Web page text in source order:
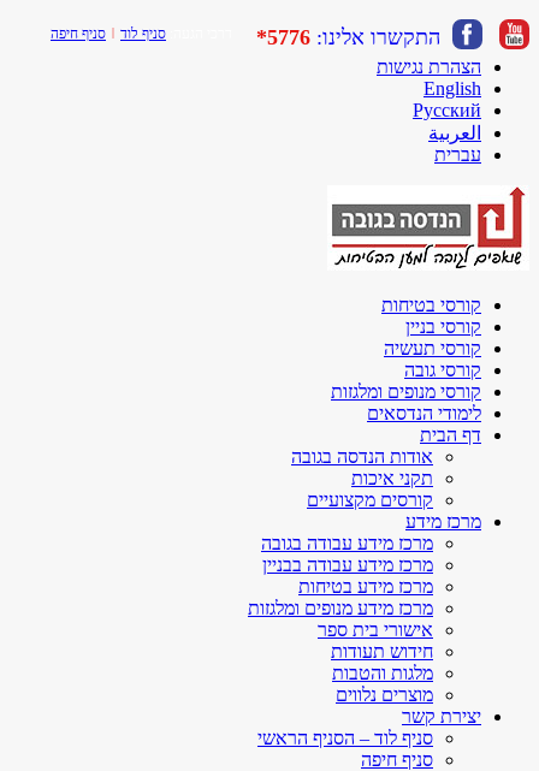
התקשרו אלינו: 5776* סניף לוד | סניף חיפה
הצהרת נגישות
English
Русский
العربية
עברית
קורסי בטיחות
קורסי בניין
קורסי תעשיה
קורסי גובה
קורסי מנופים ומלגזות
לימודי הנדסאים
דף הבית
אודות הנדסה בגובה
תקני איכות
קורסים מקצועיים
מרכז מידע
מרכז מידע עבודה בגובה
מרכז מידע עבודה בבניין
מרכז מידע בטיחות
מרכז מידע מנופים ומלגזות
אישורי בית ספר
חידוש תעודות
מלגות והטבות
מוצרים נלווים
יצירת קשר
סניף לוד – הסניף הראשי
סניף חיפה